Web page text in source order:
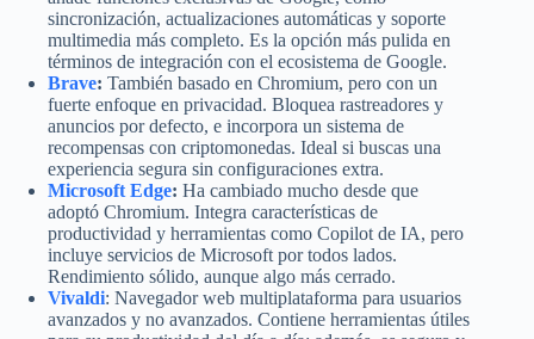
sincronización, actualizaciones automáticas y soporte
multimedia más completo. Es la opción más pulida en
términos de integración con el ecosistema de Google.
Brave: También basado en Chromium, pero con un
fuerte enfoque en privacidad. Bloquea rastreadores y
anuncios por defecto, e incorpora un sistema de
recompensas con criptomonedas. Ideal si buscas una
experiencia segura sin configuraciones extra.
Microsoft Edge: Ha cambiado mucho desde que
adoptó Chromium. Integra características de
productividad y herramientas como Copilot de IA, pero
incluye servicios de Microsoft por todos lados.
Rendimiento sólido, aunque algo más cerrado.
Vivaldi: Navegador web multiplataforma para usuarios
avanzados y no avanzados. Contiene herramientas útiles